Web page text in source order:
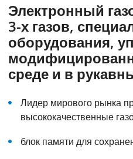
Электронный
3-х газов,
оборудования,
среде и в
Лидер мирового рынка
высококачественные
блок памяти для